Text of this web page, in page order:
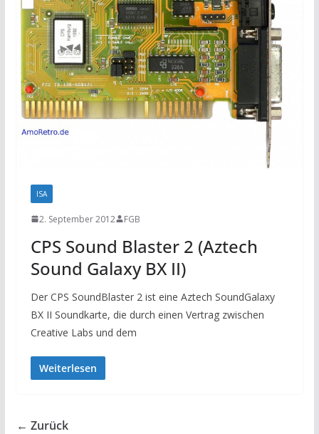
ISA
2. September 2012 FGB
CPS Sound Blaster 2 (Aztech
Sound Galaxy BX II)
Der CPS SoundBlaster 2 ist eine Aztech SoundGalaxy
BX II Soundkarte, die durch einen Vertrag zwischen
Creative Labs und dem
Weiterlesen
← Zurück